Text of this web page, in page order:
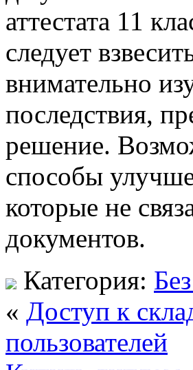
аттестата 11
следует
внимательно
последствия,
решение.
способы
которые не
документов.
Категория:
« Доступ к
пользователей